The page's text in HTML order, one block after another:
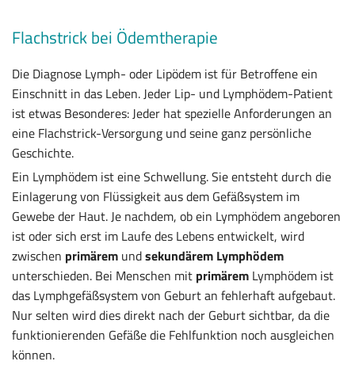
Flachstrick bei Ödemtherapie
Die Diagnose Lymph- oder Lipödem ist für Betroffene ein
Einschnitt in das Leben. Jeder Lip- und Lymphödem-Patient
ist etwas Besonderes: Jeder hat spezielle Anforderungen an
eine Flachstrick-Versorgung und seine ganz persönliche
Geschichte.
Ein Lymphödem ist eine Schwellung. Sie entsteht durch die
Einlagerung von Flüssigkeit aus dem Gefäßsystem im
Gewebe der Haut. Je nachdem, ob ein Lymphödem angeboren
ist oder sich erst im Laufe des Lebens entwickelt, wird
zwischen primärem undsekundärem Lymphödem
unterschieden. Bei Menschen mit primärem Lymphödem ist
das Lymphgefäßsystem von Geburt an fehlerhaft aufgebaut.
Nur selten wird dies direkt nach der Geburt sichtbar, da die
funktionierenden Gefäße die Fehlfunktion noch ausgleichen
können.